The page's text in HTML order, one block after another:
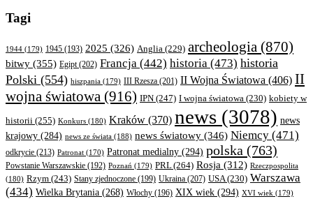
Tagi
1944 (179) 1945 (193) 2025 (326) Anglia (229) archeologia (870)
bitwy (355) Egipt(202) Francja (442) historia (473) historia
Polski (554) hiszpania (179) III Rzesza (201) II Wojna Światowa (406) II
wojna światowa (916) IPN (247) I wojna światowa (230) kobiety w
historii (255) Konkurs (180) Kraków (370) news (3078) news
krajowy (284) news ze świata (188) news światowy (346) Niemcy (471)
odkrycie (213) Patronat (170) Patronat medialny (294) polska (763)
Powstanie Warszawskie (192) Poznań (179) PRL(264) Rosja (312) Rzeczpospolita
(180) Rzym (243) Stany zjednoczone (199) Ukraina (207) USA(230) Warszawa
(434) Wielka Brytania (268) Włochy (196) XIX wiek (294) XVI wiek (179)